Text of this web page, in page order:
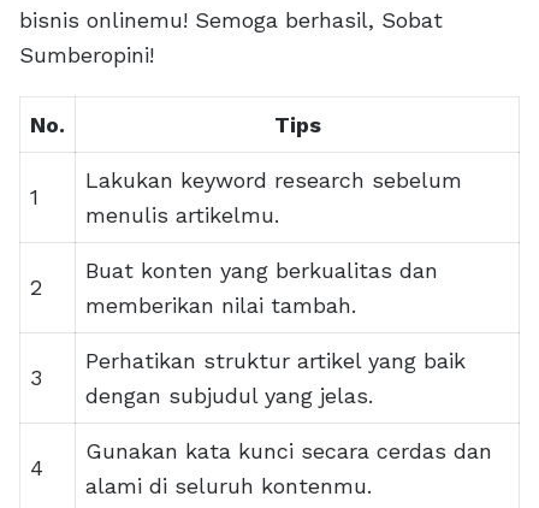
bisnis onlinemu! Semoga berhasil, Sobat
Sumberopini!
No. Tips
1
Lakukan keyword research sebelum
menulis artikelmu.
2
Buat konten yang berkualitas dan
memberikan nilai tambah.
3
Perhatikan struktur artikel yang baik
dengan subjudul yang jelas.
4
Gunakan kata kunci secara cerdas dan
alami di seluruh kontenmu.